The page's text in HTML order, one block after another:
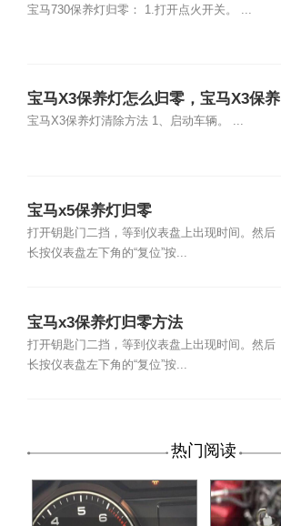
养灯怎么归零
宝马730保养灯归零： 1.打开点火开关。 ...
宝马X3保养灯怎么归零，宝马X3保养
灯复位清零方法
宝马X3保养灯清除方法 1、启动车辆。 ...
宝马x5保养灯归零
打开钥匙门二挡，等到仪表盘上出现时间。然后
长按仪表盘左下角的“复位”按...
宝马x3保养灯归零方法
打开钥匙门二挡，等到仪表盘上出现时间。然后
长按仪表盘左下角的“复位”按...
热门阅读